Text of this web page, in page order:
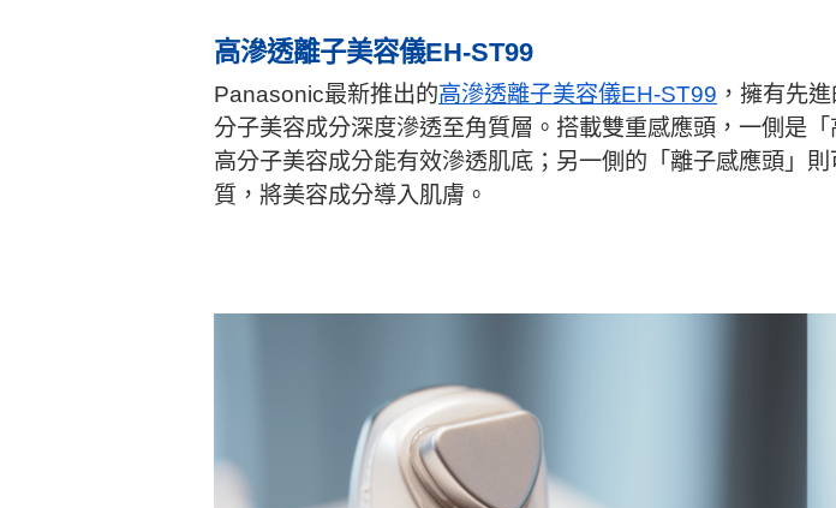
高滲透離子美容儀EH-ST99
Panasonic最新推出的高滲透離子美容儀EH-ST99 ，擁有先
分子美容成分深度滲透至角質層。搭載雙重感應頭，一側是
高分子美容成分能有效滲透肌底；另一側的「離子感應頭」
質，將美容成分導入肌膚。